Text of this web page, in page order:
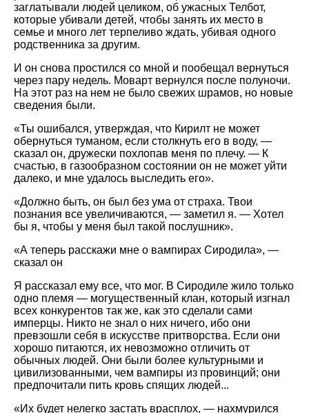
заглатывали людей целиком, об ужасных Телбот,
которые убивали детей, чтобы занять их место в
семье и много лет терпеливо ждать, убивая одного
родственника за другим.
И он снова простился со мной и пообещал вернуться
через пару недель. Моварт вернулся после полуночи.
На этот раз на нем не было свежих шрамов, но новые
сведения были.
«Ты ошибался, утверждая, что Кирилт не может
обернуться туманом, если столкнуть его в воду, —
сказал он, дружески похлопав меня по плечу. — К
счастью, в газообразном состоянии он не может уйти
далеко, и мне удалось выследить его».
«Должно быть, он был без ума от страха. Твои
познания все увеличиваются, — заметил я. — Хотел
бы я, чтобы у меня был такой послушник».
«А теперь расскажи мне о вампирах Сиродила», —
сказал он
Я рассказал ему все, что мог. В Сиродиле жило только
одно племя — могущественный клан, который изгнал
всех конкурентов так же, как это сделали сами
имперцы. Никто не знал о них ничего, ибо они
превзошли себя в искусстве притворства. Если они
хорошо питаются, их невозможно отличить от
обычных людей. Они были более культурными и
цивилизованными, чем вампиры из провинций; они
предпочитали пить кровь спящих людей...
«Их будет нелегко застать врасплох, — нахмурился